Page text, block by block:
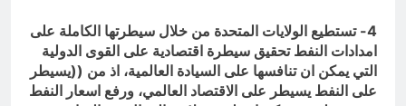
4- تستطيع الولايات المتحدة من خلال سيطرتها الكاملة على
امدادات النفط تحقيق سيطرة اقتصادية على القوى الدولية
التي يمكن ان تنافسها على السيادة العالمية، اذ من ((يسيطر
على النفط يسيطر على الاقتصاد العالمي، ورفع اسعار النفط